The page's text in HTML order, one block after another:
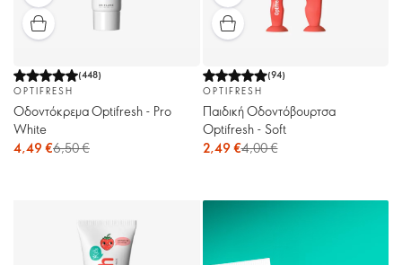
(448)
OPTIFRESH
Οδοντόκρεμα Optifresh - Pro
White
4,49 €6,50 €
(94)
OPTIFRESH
Παιδική Οδοντόβουρτσα
Optifresh - Soft
2,49 €4,00 €